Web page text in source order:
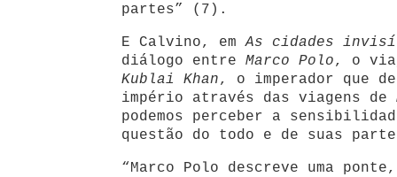
partes” (7).
E Calvino, emAs cidades
diálogo entre Marco Polo, o
Kublai Khan, o imperador que
império através das viagens de
podemos perceber a
questão do todo e de suas
“Marco Polo descreve uma